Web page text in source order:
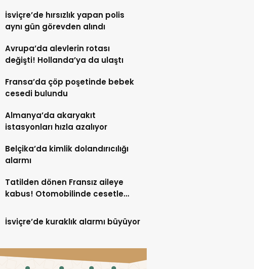
İsviçre’de hırsızlık yapan polis
aynı gün görevden alındı
Avrupa’da alevlerin rotası
değişti! Hollanda’ya da ulaştı
Fransa’da çöp poşetinde bebek
cesedi bulundu
Almanya’da akaryakıt
istasyonları hızla azalıyor
Belçika’da kimlik dolandırıcılığı
alarmı
Tatilden dönen Fransız aileye
kabus! Otomobilinde cesetle
İsviçre’de kuraklık alarmı büyüyor